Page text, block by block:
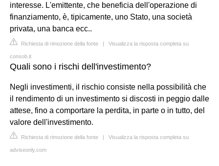
interesse. L'emittente, che beneficia dell'operazione di
finanziamento, è, tipicamente, uno Stato, una società
privata, una banca ecc..
Richiesta di rimozione della fonte | Visualizza la risposta completa su
consob.it
Quali sono i rischi dell'investimento?
Negli investimenti, il rischio consiste nella possibilità che
il rendimento di un investimento si discosti in peggio dalle
attese, fino a comportare la perdita, in parte o in tutto, del
valore dell'investimento.
Richiesta di rimozione della fonte | Visualizza la risposta completa su
adviseonly.com